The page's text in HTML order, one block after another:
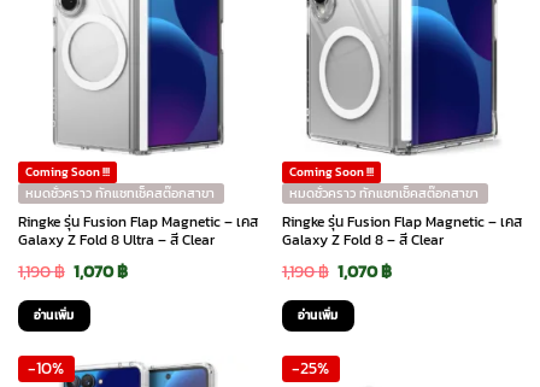
Coming Soon !!!
หมดชั่วคราว ทักแชทเช็คสต๊อกสาขา
Ringke รุ่น Fusion Flap Magnetic – เคส
Galaxy Z Fold 8 Ultra – สี Clear
1,190฿ Original
price
was:
1,190 ฿.
1,070฿Current
1,070 ฿.
อ่านเพิ่ม
Coming Soon !!!
หมดชั่วคราว ทักแชทเช็คสต๊อกสาขา
Ringke รุ่น Fusion Flap Magnetic – เคส
Galaxy Z Fold 8 – สี Clear
1,190฿ Original
price
was:
1,070฿Current
อ่านเพิ่ม
-10% -25%